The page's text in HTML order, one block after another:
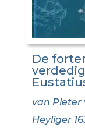
De
van Pieter
Heyliger